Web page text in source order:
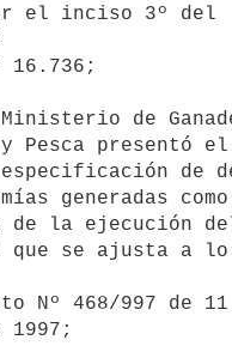
el inciso 3º del
16.736;
de
Pesca presentó el
de
generadas como
de la ejecución
que se ajusta a lo
Nº 468/997 de 11
1997;